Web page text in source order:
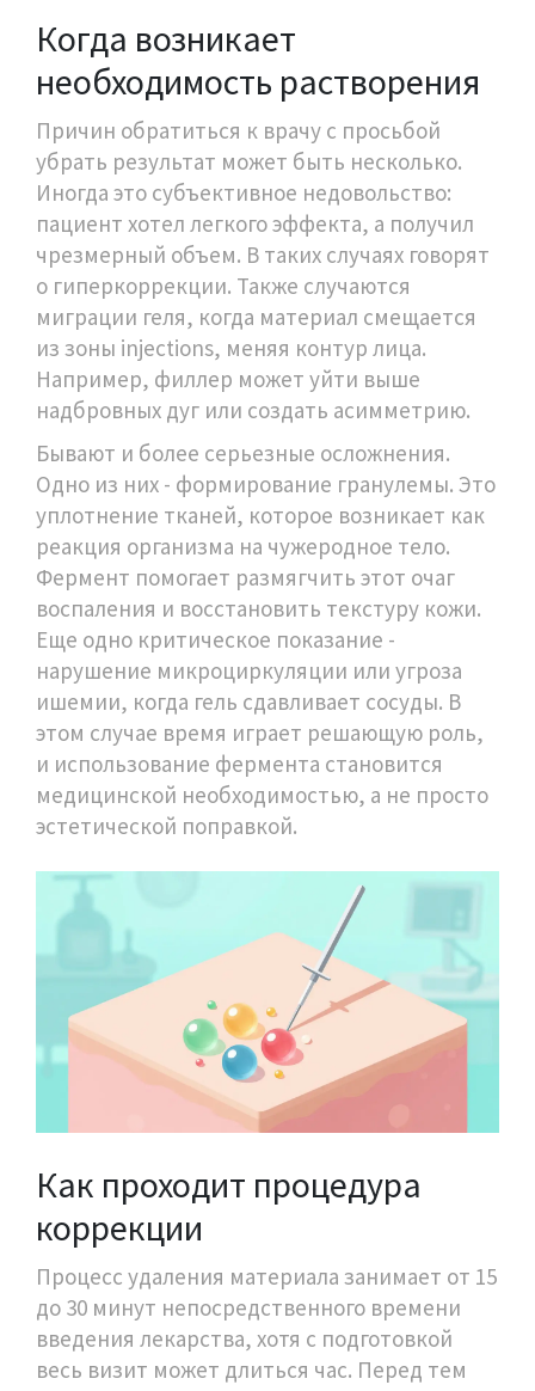
Когда возникает
необходимость растворения
Причин обратиться к врачу с просьбой
убрать результат может быть несколько.
Иногда это субъективное недовольство:
пациент хотел легкого эффекта, а получил
чрезмерный объем. В таких случаях говорят
о гиперкоррекции. Также случаются
миграции геля, когда материал смещается
из зоны injections, меняя контур лица.
Например, филлер может уйти выше
надбровных дуг или создать асимметрию.
Бывают и более серьезные осложнения.
Одно из них - формирование гранулемы. Это
уплотнение тканей, которое возникает как
реакция организма на чужеродное тело.
Фермент помогает размягчить этот очаг
воспаления и восстановить текстуру кожи.
Еще одно критическое показание -
нарушение микроциркуляции или угроза
ишемии, когда гель сдавливает сосуды. В
этом случае время играет решающую роль,
и использование фермента становится
медицинской необходимостью, а не просто
эстетической поправкой.
Как проходит процедура
коррекции
Процесс удаления материала занимает от 15
до 30 минут непосредственного времени
введения лекарства, хотя с подготовкой
весь визит может длиться час. Перед тем